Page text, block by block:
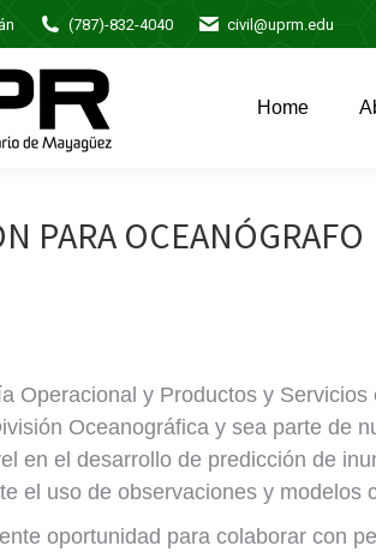
(787)-832-4040 civil@uprm.edu
Home
PARA OCEANÓGRAFO
Operacional y Productos y
Oceanográfica y sea parte de
en el desarrollo de predicción de
el uso de observaciones y modelos
oportunidad para colaborar con